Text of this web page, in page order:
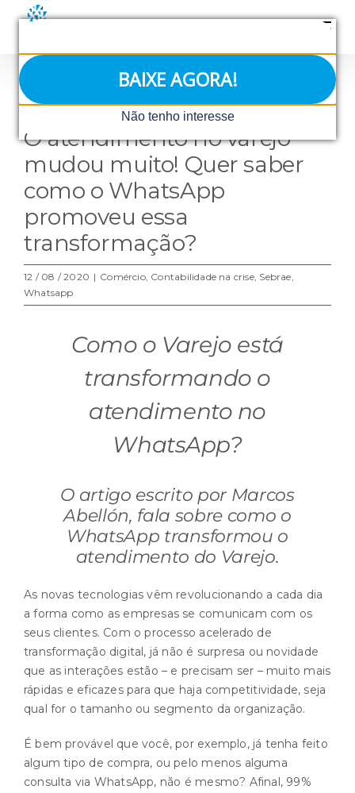
BAIXE AGORA!
Não tenho interesse
conteúdo
View
Image
O atendimento no varejo
mudou muito! Quer saber
como o WhatsApp
promoveu essa
transformação?
12 / 08 / 2020 | Comércio, Contabilidade na crise, Sebrae
Whatsapp
Como o Varejo está
transformando o
atendimento no
WhatsApp?
O artigo escrito por Marcos
Abellón, fala sobre como o
WhatsApp transformou o
atendimento do Varejo.
As novas tecnologias vêm revolucionando a cada dia
a forma como as empresas se comunicam com os
seus clientes. Com o processo acelerado de
transformação digital, já não é surpresa ou novidade
que as interações estão – e precisam ser – muito mais
rápidas e eficazes para que haja competitividade, seja
qual for o tamanho ou segmento da organização.
É bem provável que você, por exemplo, já tenha feito
algum tipo de compra, ou pelo menos alguma
consulta via WhatsApp, não é mesmo? Afinal, 99%